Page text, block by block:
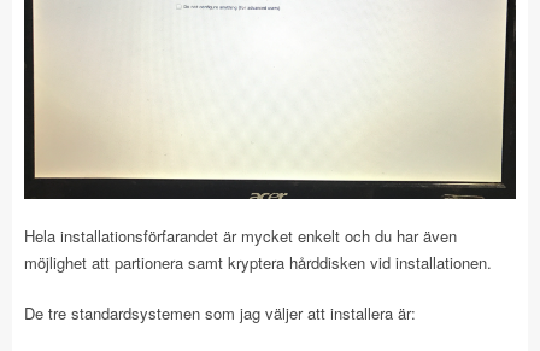
Hela installationsförfarandet är mycket enkelt och du har även
möjlighet att partionera samt kryptera hårddisken vid installationen.
De tre standardsystemen som jag väljer att installera är: